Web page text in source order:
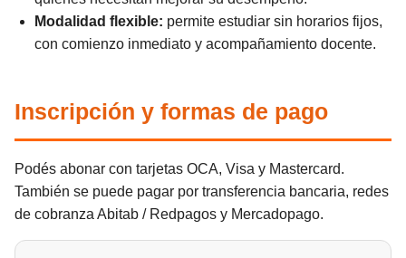
Modalidad flexible: permite estudiar sin horarios fijos,
con comienzo inmediato y acompañamiento docente.
Inscripción y formas de pago
Podés abonar con tarjetas OCA, Visa y Mastercard.
También se puede pagar por transferencia bancaria, redes
de cobranza Abitab / Redpagos y Mercadopago.